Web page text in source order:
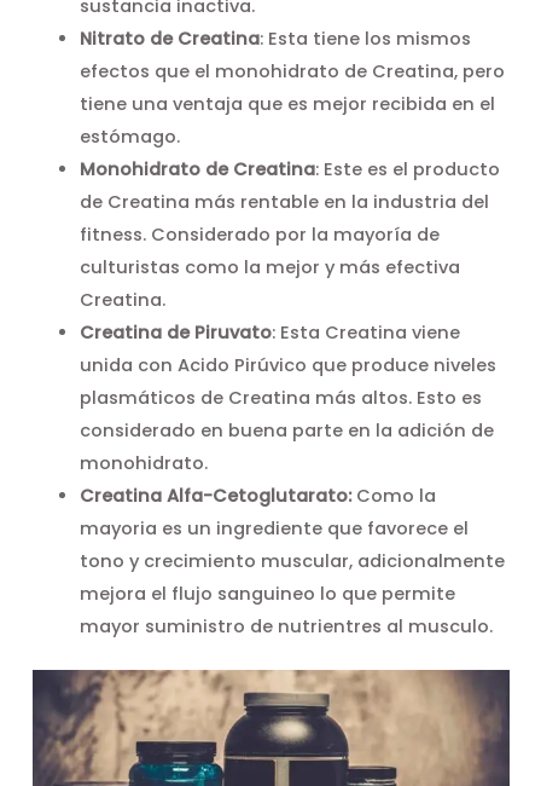
sustancia inactiva.
Nitrato de Creatina: Esta tiene los mismos
efectos que el monohidrato de Creatina, pero
tiene una ventaja que es mejor recibida en el
estómago.
Monohidrato de Creatina: Este es el producto
de Creatina más rentable en la industria del
fitness. Considerado por la mayoría de
culturistas como la mejor y más efectiva
Creatina.
Creatina de Piruvato: Esta Creatina viene
unida con Acido Pirúvico que produce niveles
plasmáticos de Creatina más altos. Esto es
considerado en buena parte en la adición de
monohidrato.
Creatina Alfa-Cetoglutarato:Como la
mayoria es un ingrediente que favorece el
tono y crecimiento muscular, adicionalmente
mejora el flujo sanguineo lo que permite
mayor suministro de nutrientres al musculo.